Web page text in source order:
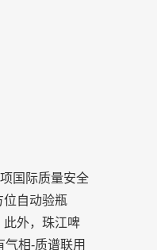
国际质量安全
位自动验瓶
此外，珠江啤
相-质谱联用